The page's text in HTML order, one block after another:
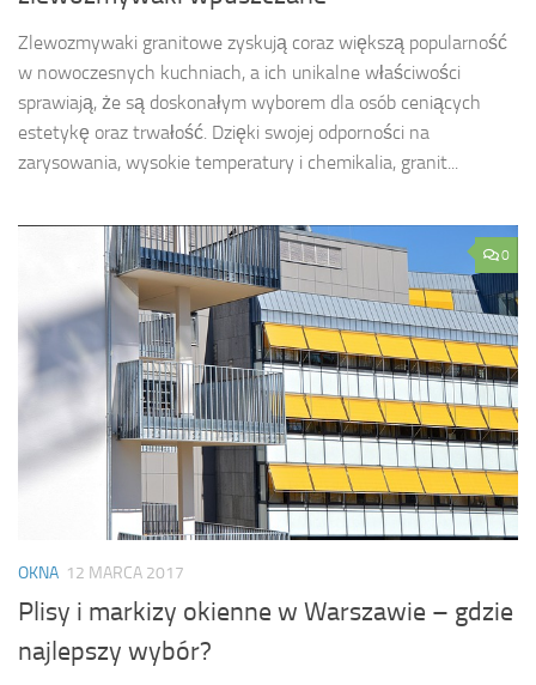
Zlewozmywaki granitowe zyskują coraz większą popularność
w nowoczesnych kuchniach, a ich unikalne właściwości
sprawiają, że są doskonałym wyborem dla osób ceniących
estetykę oraz trwałość. Dzięki swojej odporności na
zarysowania, wysokie temperatury i chemikalia, granit...
0
OKNA 12 MARCA 2017
Plisy i markizy okienne w Warszawie – gdzie
najlepszy wybór?